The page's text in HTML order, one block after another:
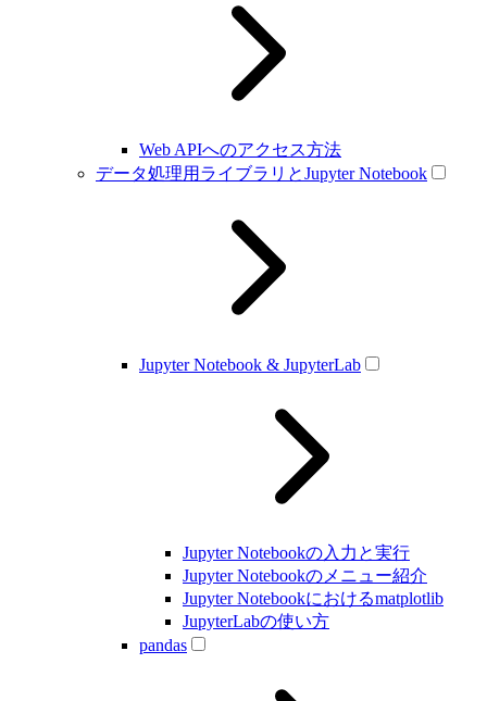
Web APIへのアクセス方法
データ処理用ライブラリとJupyter Notebook
Jupyter Notebook & JupyterLab
Jupyter Notebookの入力と実行
Jupyter Notebookのメニュー紹介
Jupyter Notebookにおけるmatplotlib
JupyterLabの使い方
pandas